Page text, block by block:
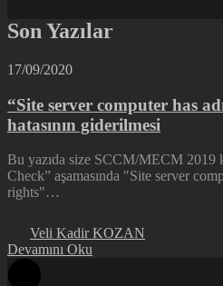
Son Yazılar
17/09/2020
“Site server computer has
hatasının giderilmesi
Bu yazıda size SCCM/MECM 2019
Check” aşamasında "Site server
rights"…
Veli Kadir KOZAN
Devamını Oku